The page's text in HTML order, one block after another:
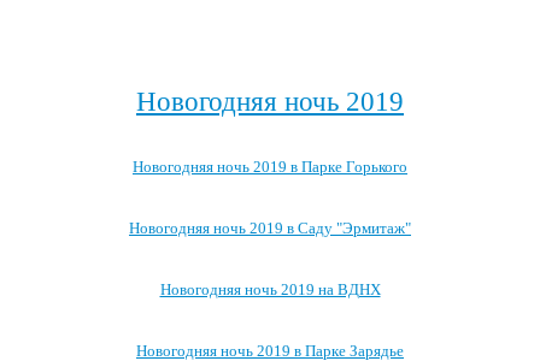
Новогодняя ночь 2019
Новогодняя ночь 2019 в Парке Горького
Новогодняя ночь 2019 в Саду "Эрмитаж"
Новогодняя ночь 2019 на ВДНХ
Новогодняя ночь 2019 в Парке Зарядье